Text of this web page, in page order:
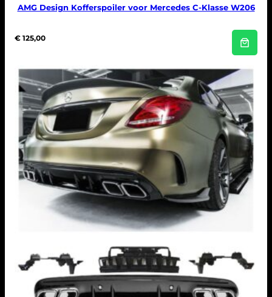
AMG Design Kofferspoiler voor Mercedes C-Klasse W206
€ 125,00